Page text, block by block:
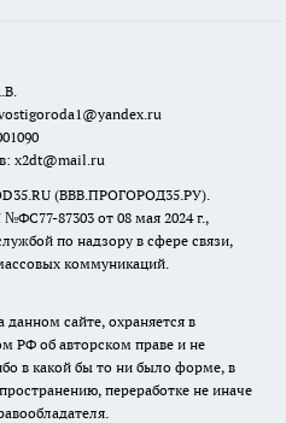
x2dt@mail.ru
(ВВВ.ПРОГОРОД35.РУ).
87303 от 08 мая 2024 г.,
по надзору в сфере связи,
коммуникаций.
сайте, охраняется в
РФ об авторском праве и не
в какой бы то ни было форме, в
переработке не иначе